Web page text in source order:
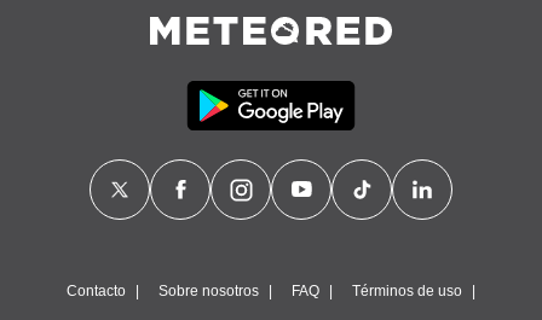
Contacto Sobre nosotros FAQ Términos de uso